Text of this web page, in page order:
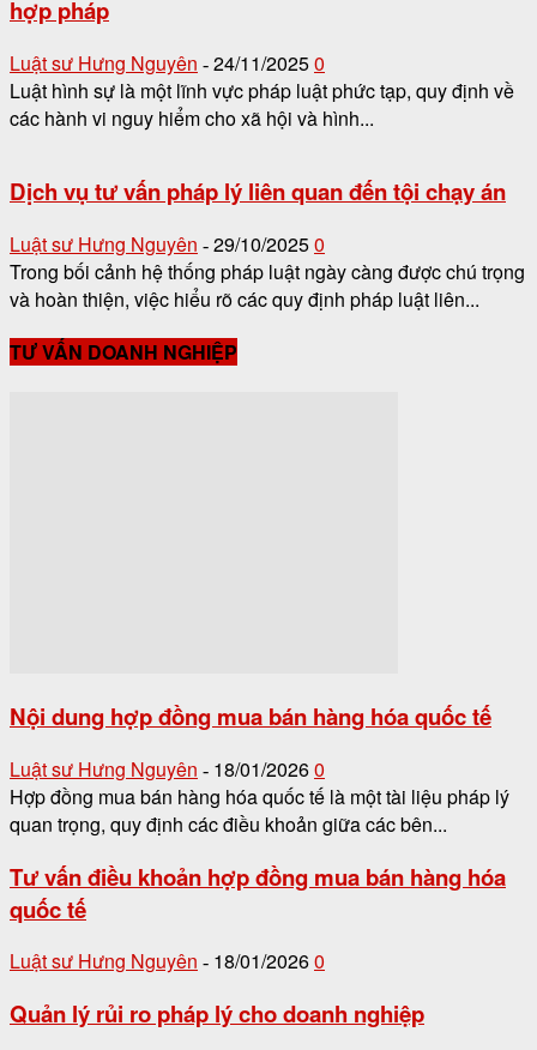
hợp pháp
Luật sư Hưng Nguyên - 24/11/20250
Luật hình sự là một lĩnh vực pháp luật phức tạp, quy định về
các hành vi nguy hiểm cho xã hội và hình...
Dịch vụ tư vấn pháp lý liên quan đến tội chạy án
Luật sư Hưng Nguyên - 29/10/20250
Trong bối cảnh hệ thống pháp luật ngày càng được chú trọng
và hoàn thiện, việc hiểu rõ các quy định pháp luật liên...
TƯ VẤN DOANH NGHIỆP
Nội dung hợp đồng mua bán hàng hóa quốc tế
Luật sư Hưng Nguyên - 18/01/20260
Hợp đồng mua bán hàng hóa quốc tế là một tài liệu pháp lý
quan trọng, quy định các điều khoản giữa các bên...
Tư vấn điều khoản hợp đồng mua bán hàng hóa
quốc tế
Luật sư Hưng Nguyên - 18/01/20260
Quản lý rủi ro pháp lý cho doanh nghiệp